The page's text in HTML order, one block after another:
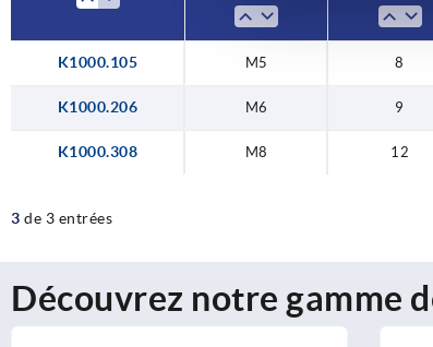
K1000.105 M5 8
K1000.206 M6 9
K1000.308 M8 12
3 de 3 entrées
Découvrez notre gamme